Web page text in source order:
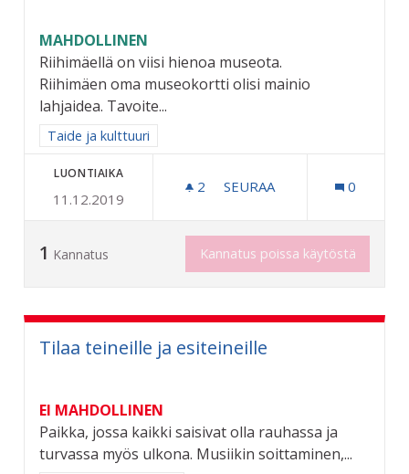
MAHDOLLINEN
Riihimäellä on viisi hienoa museota.
Riihimäen oma museokortti olisi mainio
lahjaidea. Tavoite...
Rajaa tulokset aihepiirin mukaan: Taide ja kulttuuri
Taide ja kulttuuri
LUONTIAIKA
11.12.2019
2 2 SEURAAJAA
SEURAA 0
1 Kannatus Kannatus poissa käytöstä
Tilaa teineille ja esiteineille
EI MAHDOLLINEN
Paikka, jossa kaikki saisivat olla rauhassa ja
turvassa myös ulkona. Musiikin soittaminen,...